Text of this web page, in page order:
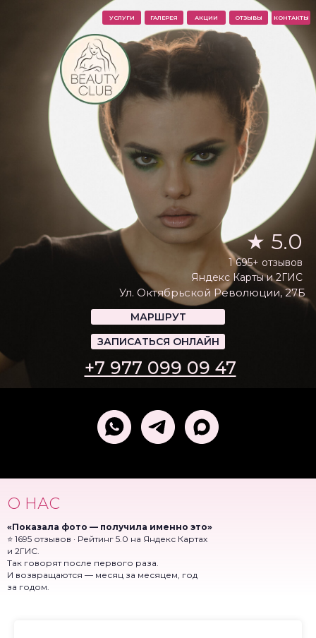
Ул. Октябрьской Революции, 27Б
+7 977 099 09 47
★ 5.0
1 695+ отзывов
Яндекс Карты и 2ГИС
ЗАПИСАТЬСЯ ОНЛАЙН
МАРШРУТ
УСЛУГИ ГАЛЕРЕЯ АКЦИИ ОТЗЫВЫ КОНТАКТЫ
О НАС
«Показала фото — получила именно это»
⭐ 1695 отзывов · Рейтинг 5.0 на Яндекс Картах
и 2ГИС.
Так говорят после первого раза.
И возвращаются — месяц за месяцем, год
за годом.